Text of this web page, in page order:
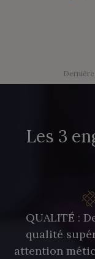
Les 3
QUALITÉ :
qualité
attention